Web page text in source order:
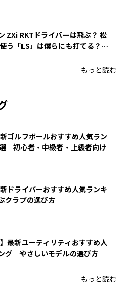
ZXi RKTドライバーは飛ぶ？ 松
う「LS」は僕らにも打てる？
もっと読む
ゴルフボールおすすめ人気ラン
｜初心者・中級者・上級者向け
ドライバーおすすめ人気ランキ
クラブの選び方
】最新ユーティリティおすすめ人
グ｜やさしいモデルの選び方
もっと読む